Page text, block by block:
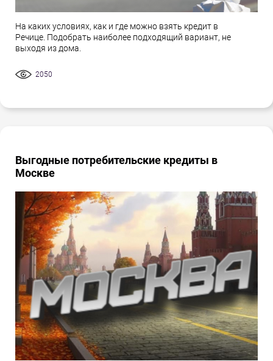
На каких условиях, как и где можно взять кредит в
Речице. Подобрать наиболее подходящий вариант, не
выходя из дома.
2050
Выгодные потребительские кредиты в
Москве